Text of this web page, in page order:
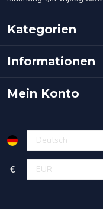
Kategorien
Informationen
Mein Konto
€